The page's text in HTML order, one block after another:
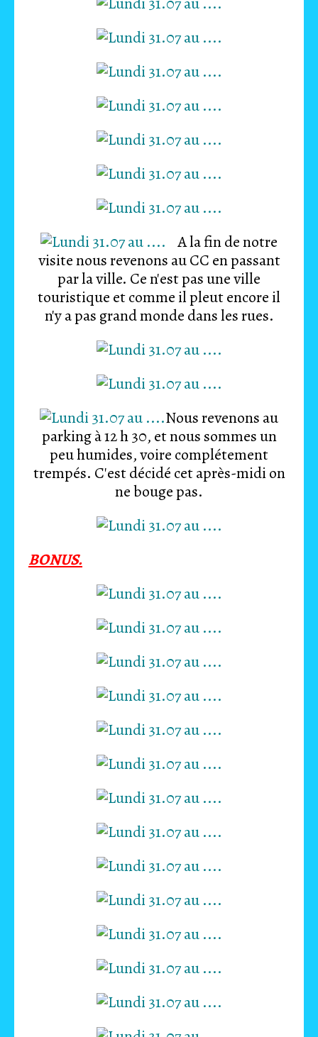
A la fin de notre
visite nous revenons au CC en passant
par la ville. Ce n'est pas une ville
touristique et comme il pleut encore il
n'y a pas grand monde dans les rues.
Nous revenons au
parking à 12 h 30, et nous sommes un
peu humides, voire complétement
trempés. C'est décidé cet après-midi on
ne bouge pas.
BONUS.